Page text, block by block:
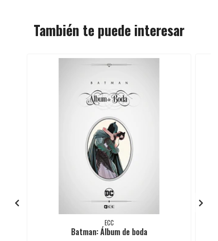
También te puede interesar
ECC
Batman: Álbum de boda